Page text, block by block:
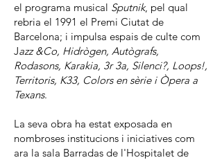
el programa musical Sputnik, pel qual
rebria el 1991 el Premi Ciutat de
Barcelona; i impulsa espais de culte com
Jazz &Co, Hidrògen, Autògrafs,
Rodasons, Karakia, 3r 3a, Silenci?, Loops!,
Territoris, K33, Colors en sèrie i Òpera a
Texans.
La seva obra ha estat exposada en
nombroses institucions i iniciatives com
ara la sala Barradas de l'Hospitalet de